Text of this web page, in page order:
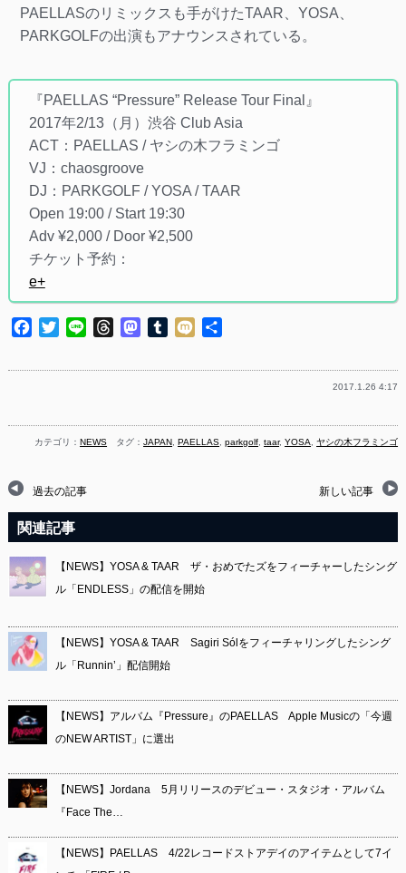
PAELLASのリミックスも⼿がけたTAAR、YOSA、
PARKGOLFの出演もアナウンスされている。
『PAELLAS “Pressure” Release Tour Final』
2017年2/13（月）渋谷 Club Asia
ACT：PAELLAS / ヤシの木フラミンゴ
VJ：chaosgroove
DJ：PARKGOLF / YOSA / TAAR
Open 19:00 / Start 19:30
Adv ¥2,000 / Door ¥2,500
チケット予約：
e+
Facebook
TwitterLine ThreadsMastodon
Tumblr
Mixi
2017.1.26 4:17
カテゴリ：NEWS タグ：JAPAN ,PAELLAS ,parkgolf ,taar,YOSA ,ヤシの木フラミンゴ
過去の記事 新しい記事
関連記事
【NEWS】YOSA & TAAR ザ・おめでたズをフィーチャーしたシング
ル「ENDLESS」の配信を開始
【NEWS】YOSA & TAAR Sagiri Sólをフィーチャリングしたシング
ル「Runnin’」配信開始
【NEWS】アルバム『Pressure』のPAELLAS Apple Musicの「今週
のNEW ARTIST」に選出
【NEWS】Jordana 5月リリースのデビュー・スタジオ・アルバム
『Face The…
【NEWS】PAELLAS 4/22レコードストアデイのアイテムとして7イ